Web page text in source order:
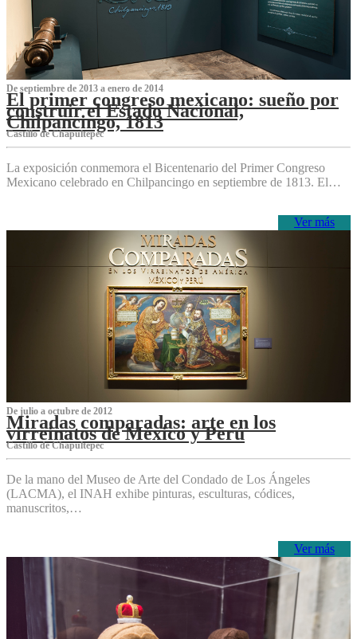
De septiembre de 2013 a enero de 2014
El primer congreso mexicano: sueño por
construir el Estado Nacional,
Chilpancingo, 1813
Castillo de Chapultepec
La exposición conmemora el Bicentenario del Primer Congreso
Mexicano celebrado en Chilpancingo en septiembre de 1813. El…
Ver más
De julio a octubre de 2012
Miradas comparadas: arte en los
virreinatos de México y Perú
Castillo de Chapultepec
De la mano del Museo de Arte del Condado de Los Ángeles
(LACMA), el INAH exhibe pinturas, esculturas, códices,
manuscritos,…
Ver más